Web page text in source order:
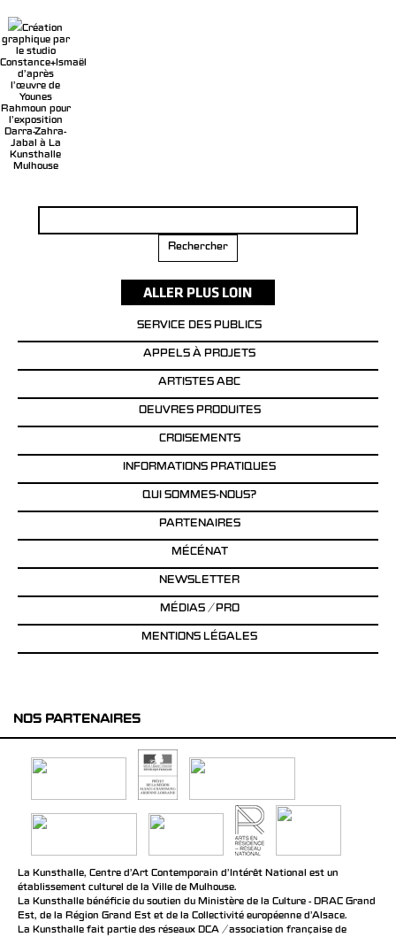
Création
graphique par
le studio
Constance+Ismaël
d’après
l’œuvre de
Younes
Rahmoun pour
l’exposition
Darra-Zahra-
Jabal à La
Kunsthalle
Mulhouse
SERVICE DES PUBLICS
APPELS À PROJETS
ARTISTES ABC
OEUVRES PRODUITES
CROISEMENTS
INFORMATIONS PRATIQUES
QUI SOMMES-NOUS?
PARTENAIRES
MÉCÉNAT
NEWSLETTER
MÉDIAS / PRO
MENTIONS LÉGALES
NOS PARTENAIRES
La Kunsthalle, Centre d’Art Contemporain d’Intérêt National est un
établissement culturel de la Ville de Mulhouse.
La Kunsthalle bénéficie du soutien du Ministère de la Culture - DRAC Grand
Est, de la Région Grand Est et de la Collectivité européenne d’Alsace.
La Kunsthalle fait partie des réseaux DCA / association française de